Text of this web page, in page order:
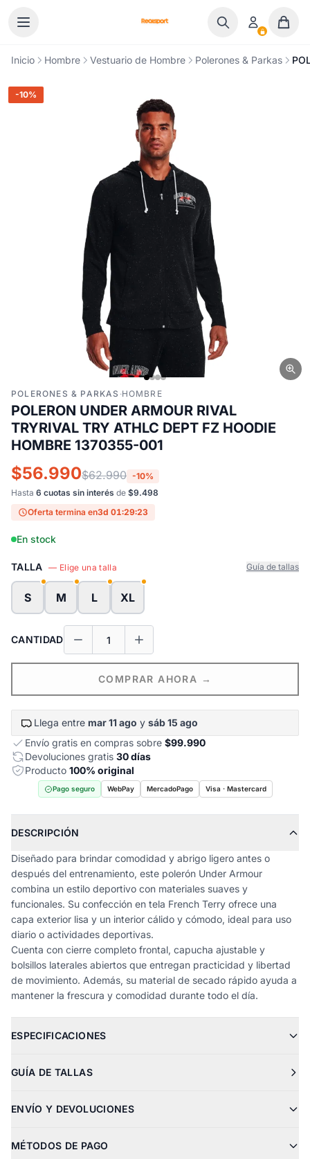
Inicio Hombre Vestuario de Hombre Polerones & Parkas
-10%
POLERONES & PARKAS ·HOMBRE
POLERON UNDER ARMOUR RIVAL
TRYRIVAL TRY ATHLC DEPT FZ HOODIE
HOMBRE 1370355-001
$56.990$62.990 -10%
Hasta 6 cuotas sin interés de $9.498
Oferta termina en3d 01:29:23
En stock
TALLA — Elige una talla Guía de tallas
S M L XL
CANTIDAD
COMPRAR AHORA →
Llega entre mar 11 ago y sáb 15 ago
Envío gratis en compras sobre $99.990
Devoluciones gratis 30 días
Producto 100% original
Pago seguro WebPay MercadoPago Visa · Mastercard
DESCRIPCIÓN
Diseñado para brindar comodidad y abrigo ligero antes o
después del entrenamiento, este polerón Under Armour
combina un estilo deportivo con materiales suaves y
funcionales. Su confección en tela French Terry ofrece una
capa exterior lisa y un interior cálido y cómodo, ideal para uso
diario o actividades deportivas.
Cuenta con cierre completo frontal, capucha ajustable y
bolsillos laterales abiertos que entregan practicidad y libertad
de movimiento. Además, su material de secado rápido ayuda a
mantener la frescura y comodidad durante todo el día.
ESPECIFICACIONES
GUÍA DE TALLAS
ENVÍO Y DEVOLUCIONES
MÉTODOS DE PAGO